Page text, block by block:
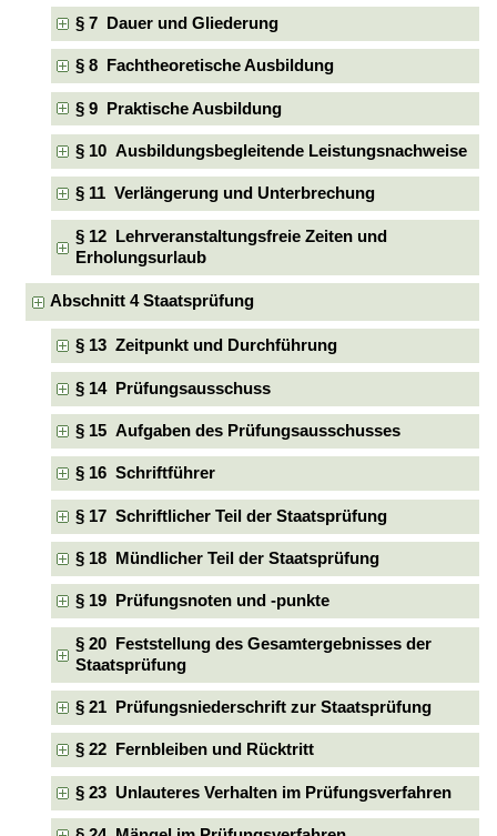
§ 7 Dauer und Gliederung
§ 8 Fachtheoretische Ausbildung
§ 9 Praktische Ausbildung
§ 10 Ausbildungsbegleitende Leistungsnachweise
§ 11 Verlängerung und Unterbrechung
§ 12 Lehrveranstaltungsfreie Zeiten und
Erholungsurlaub
Abschnitt 4 Staatsprüfung
§ 13 Zeitpunkt und Durchführung
§ 14 Prüfungsausschuss
§ 15 Aufgaben des Prüfungsausschusses
§ 16 Schriftführer
§ 17 Schriftlicher Teil der Staatsprüfung
§ 18 Mündlicher Teil der Staatsprüfung
§ 19 Prüfungsnoten und -punkte
§ 20 Feststellung des Gesamtergebnisses der
Staatsprüfung
§ 21 Prüfungsniederschrift zur Staatsprüfung
§ 22 Fernbleiben und Rücktritt
§ 23 Unlauteres Verhalten im Prüfungsverfahren